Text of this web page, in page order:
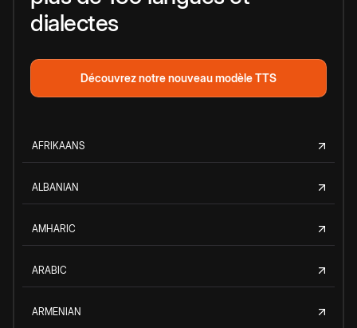
dialectes
Découvrez notre nouveau modèle TTS
AFRIKAANS
ALBANIAN
AMHARIC
ARABIC
ARMENIAN